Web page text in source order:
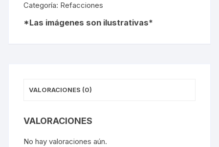
Categoría: Refacciones
VALORACIONES (0)
VALORACIONES
No hay valoraciones aún.